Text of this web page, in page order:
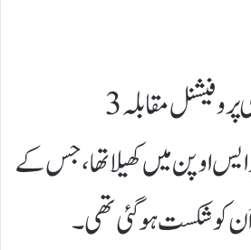
انہوں نے اپنا آخری پروفیشنل مقابلہ 3
کو یو ایس اوپن میں کھیلا تھا، جس کے
کو شکست ہوگئی تھی۔